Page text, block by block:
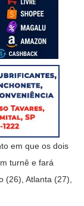
em que os dois
turnê e fará
(26), Atlanta (27),